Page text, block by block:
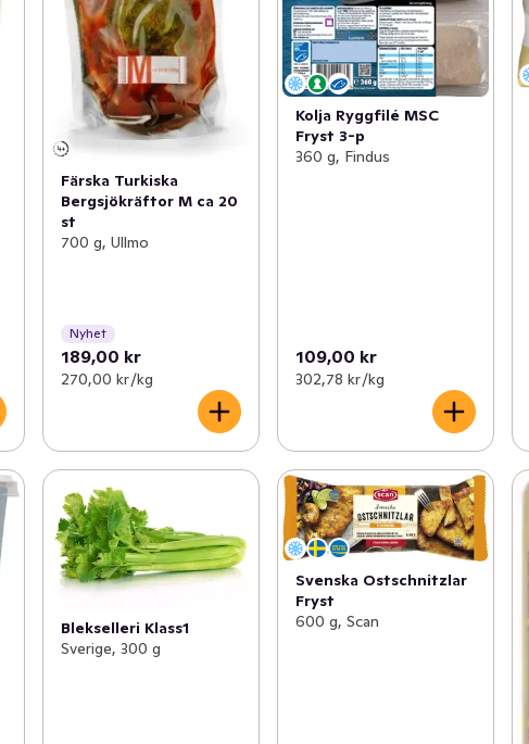
Färska Turkiska
Bergsjökräftor M ca 20
st
700 g, Ullmo
Nyhet
189,00 kr
270,00 kr /kg
Kolja Ryggfilé MSC
Fryst 3-p
360 g, Findus
109,00 kr
302,78 kr /kg
Blekselleri Klass1
Sverige, 300 g
Svenska Ostschnitzlar
Fryst
600 g, Scan